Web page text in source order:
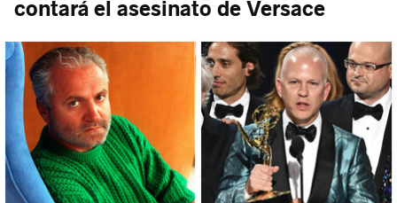
contará el asesinato de Versace